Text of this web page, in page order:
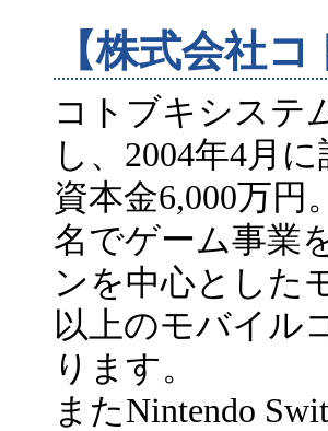
【株式会社
コトブキシステ
し、2004年4月に
資本金6,000万
名でゲーム事業
ンを中心とした
以上のモバイル
ります。
またNintendo